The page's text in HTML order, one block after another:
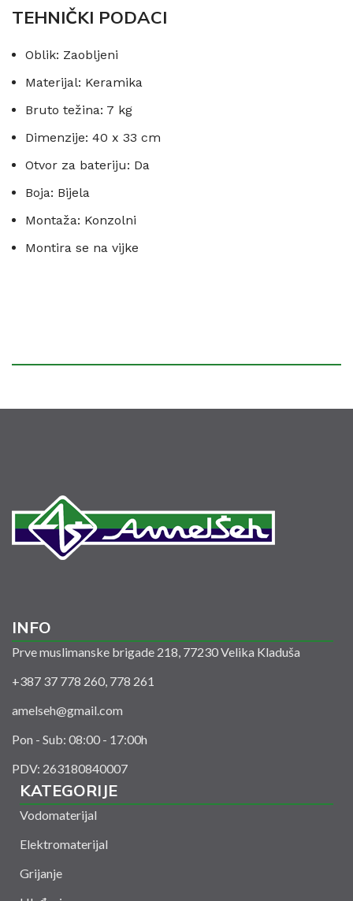
TEHNIČKI PODACI
Oblik: Zaobljeni
Materijal: Keramika
Bruto težina: 7 kg
Dimenzije: 40 x 33 cm
Otvor za bateriju: Da
Boja: Bijela
Montaža: Konzolni
Montira se na vijke
INFO
Prve muslimanske brigade 218, 77230 Velika Kladuša
+387 37 778 260, 778 261
amelseh@gmail.com
Pon - Sub: 08:00 - 17:00h
PDV: 263180840007
KATEGORIJE
Vodomaterijal
Elektromaterijal
Grijanje